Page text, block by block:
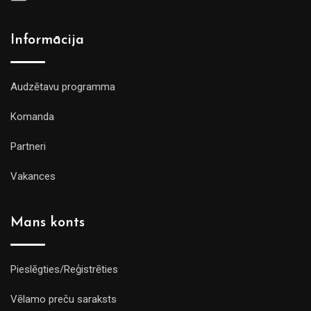
Informācija
Audzētavu programma
Komanda
Partneri
Vakances
Mans konts
Pieslēgties/Reģistrēties
Vēlamo preču saraksts